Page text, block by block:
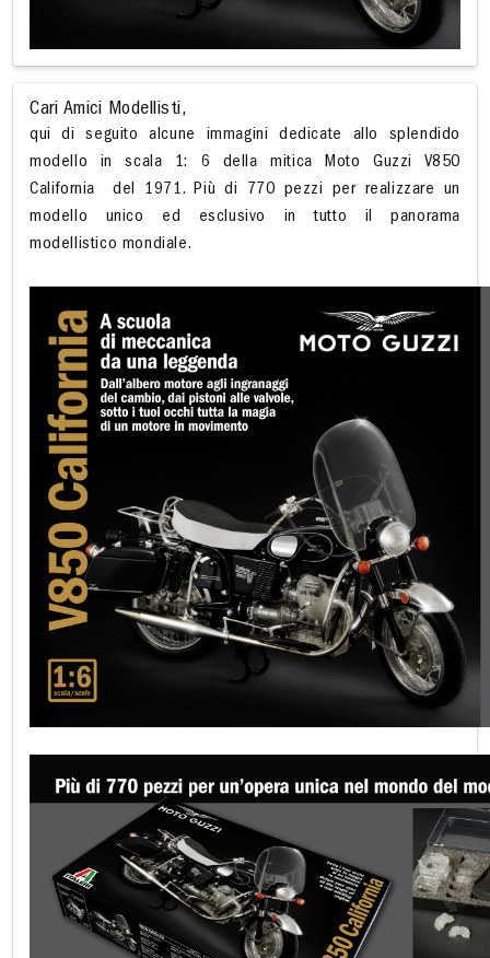
Cari Amici Modellisti,
qui di seguito alcune immagini dedicate allo splendido
modello in scala 1: 6 della mitica Moto Guzzi V850
California
del 1971. Più di 770 pezzi per realizzare un
modello unico ed esclusivo in tutto il panorama
modellistico mondiale.